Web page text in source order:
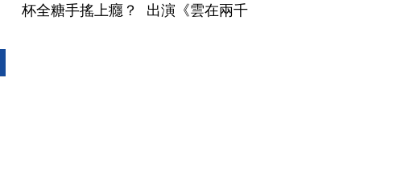
杯全糖手搖上癮？
出演《雲在兩千